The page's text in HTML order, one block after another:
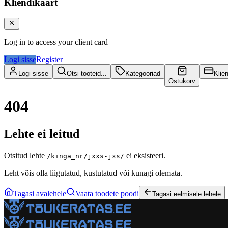
Kliendikaart
Log in to access your client card
Logi sisseRegister
Logi sisse Otsi tooteid...
Kategooriad
Ostukorv
404
Lehte ei leitud
Otsitud lehte /kinga_nr/jxxs-jxs/ ei eksisteeri.
Leht võis olla liigutatud, kustutatud või kunagi olemata.
Tagasi avalehele Vaata toodete poodi Tagasi eelmisele lehele